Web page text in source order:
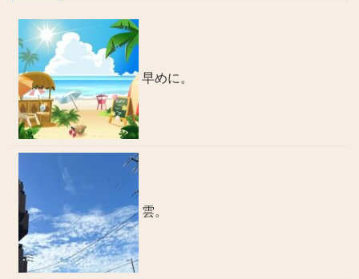
早めに。
雲。